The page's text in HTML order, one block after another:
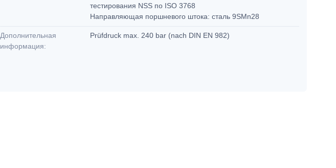
тестирования NSS по ISO 3768
Направляющая поршневого штока: сталь 9SMn28
Дополнительная
информация:
Prüfdruck max. 240 bar (nach DIN EN 982)